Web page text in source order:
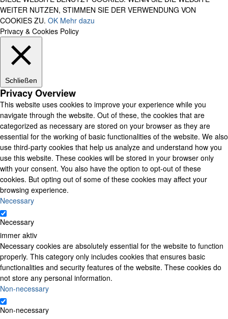
WEITER NUTZEN, STIMMEN SIE DER VERWENDUNG VON
COOKIES ZU. OK Mehr dazu
Privacy & Cookies Policy
Schließen
Privacy Overview
This website uses cookies to improve your experience while you
navigate through the website. Out of these, the cookies that are
categorized as necessary are stored on your browser as they are
essential for the working of basic functionalities of the website. We also
use third-party cookies that help us analyze and understand how you
use this website. These cookies will be stored in your browser only
with your consent. You also have the option to opt-out of these
cookies. But opting out of some of these cookies may affect your
browsing experience.
Necessary
Necessary
immer aktiv
Necessary cookies are absolutely essential for the website to function
properly. This category only includes cookies that ensures basic
functionalities and security features of the website. These cookies do
not store any personal information.
Non-necessary
Non-necessary